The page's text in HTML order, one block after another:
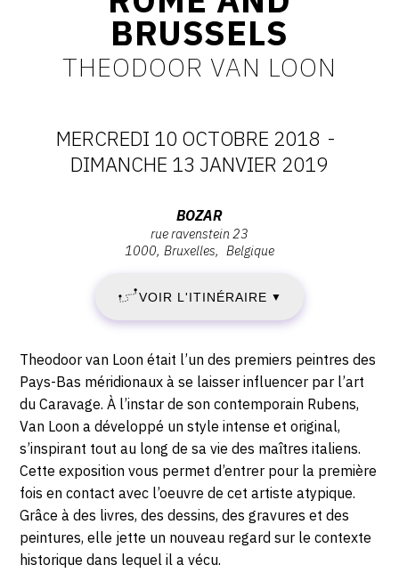
BRUSSELS
THEODOOR VAN LOON
DATES
:
MERCREDI
10
OCTOBRE
2018
-
DIMANCHE
13
JANVIER
2019
MERCREDI 10 OCTOBRE 2018 -
DIMANCHE 13 JANVIER 2019
1000
Bruxelles
BOZAR
rue ravenstein 23
1000 Bruxelles Belgique
VOIR L'ITINÉRAIRE ▼
Description,
horaires...
Theodoor van Loon était l’un des premiers peintres des
Pays-Bas méridionaux à se laisser influencer par l’art
du Caravage. À l’instar de son contemporain Rubens,
Van Loon a développé un style intense et original,
s’inspirant tout au long de sa vie des maîtres italiens.
Cette exposition vous permet d’entrer pour la première
fois en contact avec l’oeuvre de cet artiste atypique.
Grâce à des livres, des dessins, des gravures et des
peintures, elle jette un nouveau regard sur le contexte
historique dans lequel il a vécu.